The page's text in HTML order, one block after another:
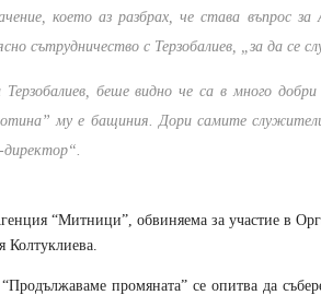
което аз разбрах, че става въпрос за
сътрудничество с Терзобалиев, „за да се
беше видно че са в много
му е бащиния. Дори самите
директор“.
“Митници”, обвиняема за участие в
Колтуклиева.
промяната” се опитва да